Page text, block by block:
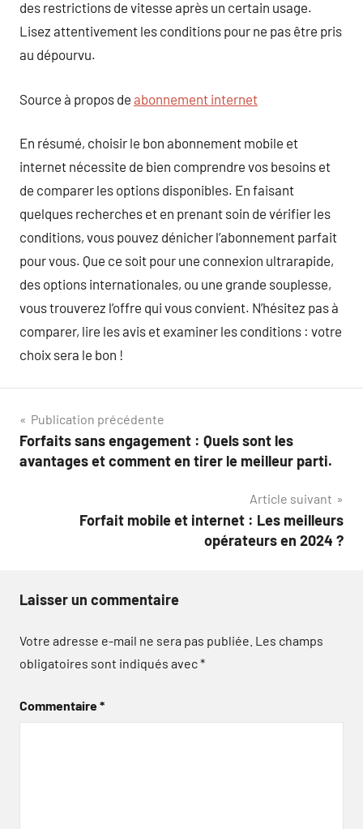
des restrictions de vitesse après un certain usage.
Lisez attentivement les conditions pour ne pas être pris
au dépourvu.
Source à propos de abonnement internet
En résumé, choisir le bon abonnement mobile et
internet nécessite de bien comprendre vos besoins et
de comparer les options disponibles. En faisant
quelques recherches et en prenant soin de vérifier les
conditions, vous pouvez dénicher l’abonnement parfait
pour vous. Que ce soit pour une connexion ultrarapide,
des options internationales, ou une grande souplesse,
vous trouverez l’offre qui vous convient. N’hésitez pas à
comparer, lire les avis et examiner les conditions : votre
choix sera le bon !
Navigation
de
Publication précédente
Forfaits sans engagement : Quels sont les
avantages et comment en tirer le meilleur parti.
Article suivant
Forfait mobile et internet : Les meilleurs
opérateurs en 2024 ?
Laisser un commentaire
Votre adresse e-mail ne sera pas publiée. Les champs
obligatoires sont indiqués avec*
Commentaire*